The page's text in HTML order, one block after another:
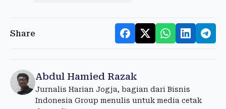
Share
Abdul Hamied Razak
Jurnalis Harian Jogja, bagian dari Bisnis
Indonesia Group menulis untuk media cetak